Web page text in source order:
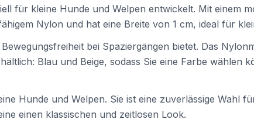
für kleine Hunde und Welpen entwickelt. Mit einem
Nylon und hat eine Breite von 1 cm, ideal für
bei Spaziergängen bietet. Das
Blau und Beige, sodass Sie eine Farbe wählen
Hunde und Welpen. Sie ist eine zuverlässige Wahl
einen klassischen und zeitlosen Look.